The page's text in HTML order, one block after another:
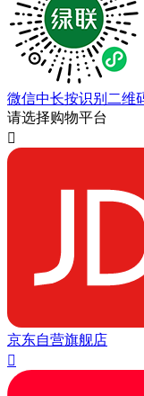
微信中长按识别二维
请选择购物平台

京东自营旗舰店
